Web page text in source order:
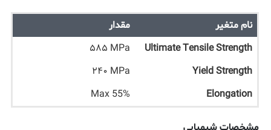
نام متغیر
مقدار
Ultimate Tensile Strength
۵۸۵ MPa
Yield Strength
۲۴۰ MPa
Elongation
Max 55%